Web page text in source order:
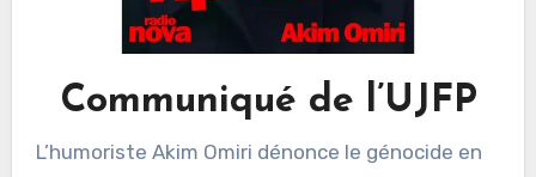
Communiqué de l’UJFP
L’humoriste Akim Omiri dénonce le génocide en